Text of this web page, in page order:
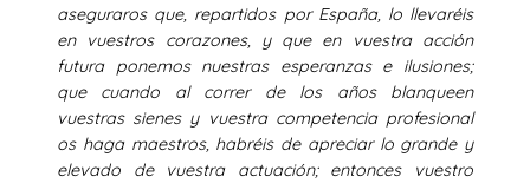
aseguraros que, repartidos por España, lo llevaréis
en vuestros corazones, y que en vuestra acción
futura ponemos nuestras esperanzas e ilusiones;
que cuando al correr de los años blanqueen
vuestras sienes y vuestra competencia profesional
os haga maestros, habréis de apreciar lo grande y
elevado de vuestra actuación; entonces vuestro